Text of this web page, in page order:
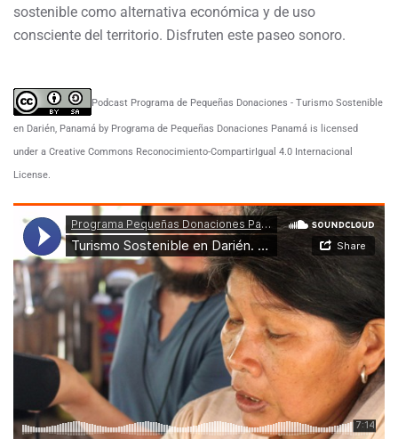
sostenible como alternativa económica y de uso
consciente del territorio. Disfruten este paseo sonoro.
Podcast Programa de Pequeñas Donaciones - Turismo Sostenible
en Darién, Panamá by Programa de Pequeñas Donaciones Panamá is licensed
under a Creative Commons Reconocimiento-CompartirIgual 4.0 Internacional
License.